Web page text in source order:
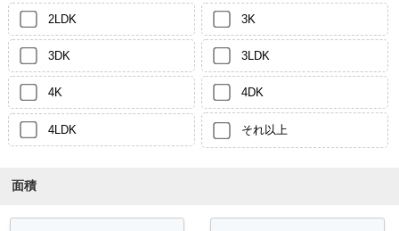
2LDK 3K
3DK 3LDK
4K 4DK
4LDK それ以上
面積